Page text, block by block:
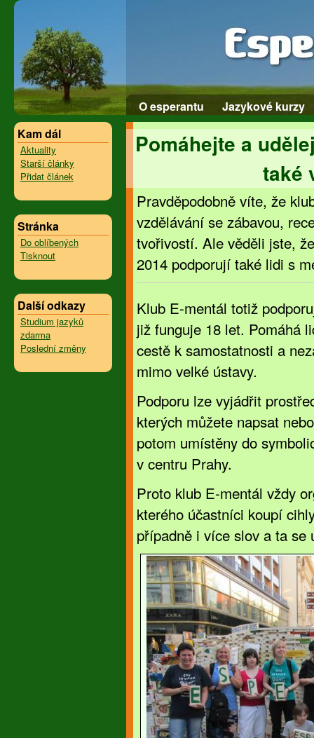
O esperantu
Jazykové kurzy
Kam dál
Aktuality
Starší články
Přidat článek
Stránka
Do oblíbených
Tisknout
Další odkazy
Studium jazyků
zdarma
Poslední změny
Pomáhejte a
také
Pravděpodobně víte, že
vzdělávání se zábavou,
tvořivostí. Ale věděli jste,
2014 podporují také lidi s
Klub E-mentál totiž
již funguje 18 let. Pomáhá
cestě k samostatnosti a
mimo velké ústavy.
Podporu lze vyjádřit
kterých můžete napsat
potom umístěny do
v centru Prahy.
Proto klub E-mentál vždy
kterého účastníci koupí
případně i více slov a ta se